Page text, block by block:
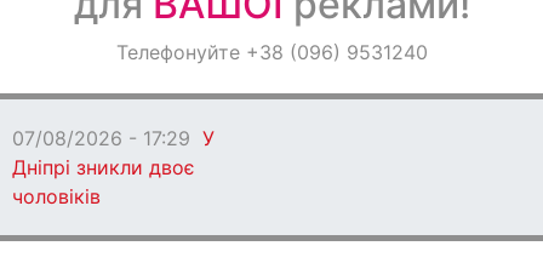
ОголошенняТелефонуйте +38 (096) 9531240
07/08/2026 - 17:29 У
Дніпрі зникли двоє
чоловіків